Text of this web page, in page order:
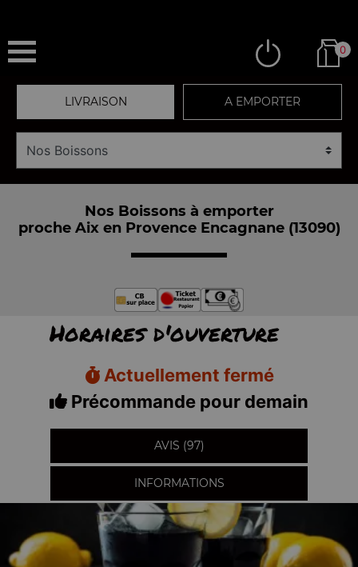
0
LIVRAISON A EMPORTER
Nos Boissons à emporter
proche Aix en Provence Encagnane (13090)
Horaires d'ouverture
Actuellement fermé
Précommande pour demain
AVIS (97)
INFORMATIONS